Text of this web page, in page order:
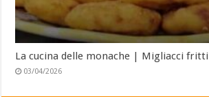
La cucina delle monache | Migliacci fritti
03/04/2026